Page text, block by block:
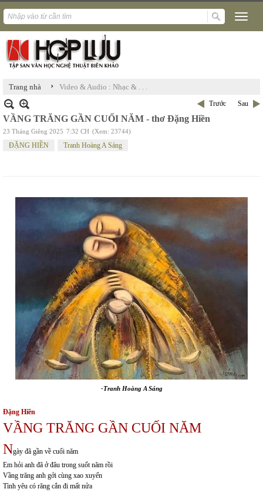
Trang nhà › Video & Audio : Nhạc & . . .
Trước Sau
VẦNG TRĂNG GẦN CUỐI NĂM - thơ Đặng Hiền
23 Tháng Giêng 2025 7:32 CH (Xem: 23744)
ĐẶNG HIỀN Tranh Hoàng A Sáng
-Tranh Hoàng A Sáng
Đặng Hiền
VẦNG TRĂNG GẦN CUỐI NĂM
Ngày đã gần về cuối năm
Em hỏi anh đã ở đâu trong suốt năm rồi
Vầng trăng anh gởi cùng xao xuyến
Tình yêu có răng cắn đi mất nửa